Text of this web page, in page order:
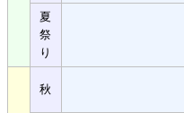
夏
祭
り
秋